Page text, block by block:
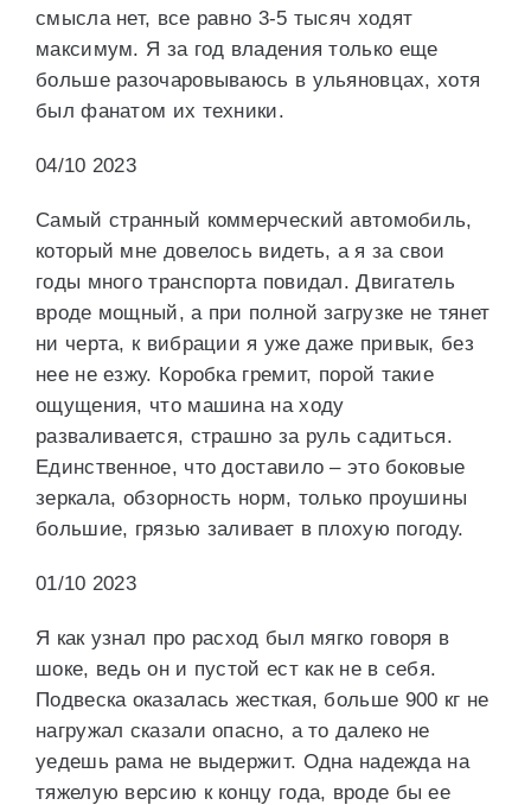
смысла нет, все равно 3-5 тысяч ходят
максимум. Я за год владения только еще
больше разочаровываюсь в ульяновцах, хотя
был фанатом их техники.
04/10 2023
Самый странный коммерческий автомобиль,
который мне довелось видеть, а я за свои
годы много транспорта повидал. Двигатель
вроде мощный, а при полной загрузке не тянет
ни черта, к вибрации я уже даже привык, без
нее не езжу. Коробка гремит, порой такие
ощущения, что машина на ходу
разваливается, страшно за руль садиться.
Единственное, что доставило – это боковые
зеркала, обзорность норм, только проушины
большие, грязью заливает в плохую погоду.
01/10 2023
Я как узнал про расход был мягко говоря в
шоке, ведь он и пустой ест как не в себя.
Подвеска оказалась жесткая, больше 900 кг не
нагружал сказали опасно, а то далеко не
уедешь рама не выдержит. Одна надежда на
тяжелую версию к концу года, вроде бы ее